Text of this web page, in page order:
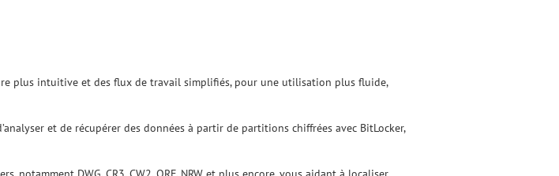
plus intuitive et des flux de travail simplifiés, pour une utilisation plus fluide,
et de récupérer des données à partir de partitions chiffrées avec BitLocker,